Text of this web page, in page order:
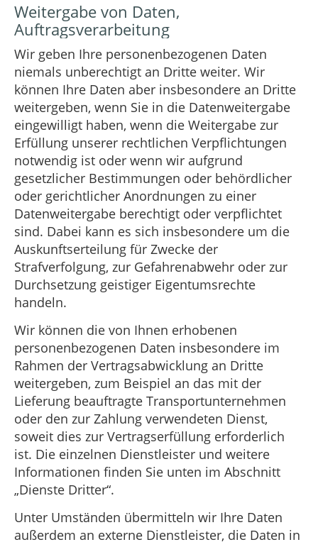
Weitergabe von Daten,
Auftragsverarbeitung
Wir geben Ihre personenbezogenen Daten
niemals unberechtigt an Dritte weiter. Wir
können Ihre Daten aber insbesondere an Dritte
weitergeben, wenn Sie in die Datenweitergabe
eingewilligt haben, wenn die Weitergabe zur
Erfüllung unserer rechtlichen Verpflichtungen
notwendig ist oder wenn wir aufgrund
gesetzlicher Bestimmungen oder behördlicher
oder gerichtlicher Anordnungen zu einer
Datenweitergabe berechtigt oder verpflichtet
sind. Dabei kann es sich insbesondere um die
Auskunftserteilung für Zwecke der
Strafverfolgung, zur Gefahrenabwehr oder zur
Durchsetzung geistiger Eigentumsrechte
handeln.
Wir können die von Ihnen erhobenen
personenbezogenen Daten insbesondere im
Rahmen der Vertragsabwicklung an Dritte
weitergeben, zum Beispiel an das mit der
Lieferung beauftragte Transportunternehmen
oder den zur Zahlung verwendeten Dienst,
soweit dies zur Vertragserfüllung erforderlich
ist. Die einzelnen Dienstleister und weitere
Informationen finden Sie unten im Abschnitt
„Dienste Dritter“.
Unter Umständen übermitteln wir Ihre Daten
außerdem an externe Dienstleister, die Daten in